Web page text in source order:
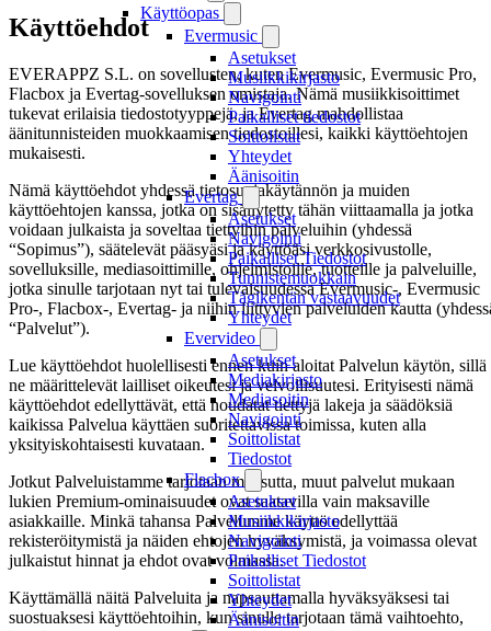
Käyttöopas
Evermusic
Asetukset
Musiikkikirjasto
Navigointi
Paikalliset tiedostot
Soittolistat
Yhteydet
Äänisoitin
Evertag
Asetukset
Navigointi
Paikalliset Tiedostot
Tunnistemuokkain
Tägikentän vastaavuudet
Yhteydet
Evervideo
Asetukset
Mediakirjasto
Mediasoitin
Navigointi
Soittolistat
Tiedostot
Flacbox
Asetukset
Musiikkikirjasto
Navigointi
Paikalliset Tiedostot
Soittolistat
Yhteydet
Äänisoitin
Käyttöehdot
EVERAPPZ S.L. on sovellusten, kuten Evermusic, Evermusic Pro,
Flacbox ja Evertag-sovelluksen omistaja. Nämä musiikkisoittimet
tukevat erilaisia tiedostotyyppejä, ja Evertag mahdollistaa
äänitunnisteiden muokkaamisen tiedostoillesi, kaikki käyttöehtojen
mukaisesti.
Nämä käyttöehdot yhdessä tietosuojakäytännön ja muiden
käyttöehtojen kanssa, jotka on sisällytetty tähän viittaamalla ja jotka
voidaan julkaista ja soveltaa tiettyihin palveluihin (yhdessä
“Sopimus”), säätelevät pääsyäsi ja käyttöäsi verkkosivustolle,
sovelluksille, mediasoittimille, ohjelmistoille, tuotteille ja palveluille,
jotka sinulle tarjotaan nyt tai tulevaisuudessa Evermusic-, Evermusic
Pro-, Flacbox-, Evertag- ja niihin liittyvien palveluiden kautta
“Palvelut”).
Lue käyttöehdot huolellisesti ennen kuin aloitat Palvelun käytön, sillä
ne määrittelevät lailliset oikeutesi ja velvollisuutesi. Erityisesti nämä
käyttöehdot edellyttävät, että noudatat tiettyjä lakeja ja säädöksiä
kaikissa Palvelua käyttäen suoritettavissa toimissa, kuten alla
yksityiskohtaisesti kuvataan.
Jotkut Palveluistamme tarjotaan maksutta, muut palvelut mukaan
lukien Premium-ominaisuudet ovat saatavilla vain maksaville
asiakkaille. Minkä tahansa Palvelumme käyttö edellyttää
rekisteröitymistä ja näiden ehtojen hyväksymistä, ja voimassa olevat
julkaistut hinnat ja ehdot ovat voimassa.
Käyttämällä näitä Palveluita ja napsauttamalla hyväksyäksesi tai
suostuaksesi käyttöehtoihin, kun sinulle tarjotaan tämä vaihtoehto,